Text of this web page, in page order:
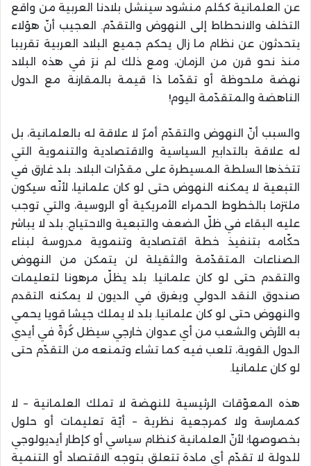
عن العلمانية كحُلم منشود سينشل بلادنا العربية من واقع
التخلف والانحطاط إلى النهوض والتقدّم. العجيب أنّ هؤلاء
يتحدثون عن نظام ما زال يحكم جميع البلاد العربية تقريبا
منذ نحو قرن من الزمان، ومع ذلك لم نرَ في هذه البلاد
نهضة ملحوظة أو تقدّما ذا قيمة بالمقارنة مع الدول
الناهضة والمتقدّمة اليوم!
والسبب أنّ النهوض والتقدّم أمرٌ لا علاقة له بالعلمانية، بل
له علاقة بالتدابير السياسية والاقتصادية والتنموية التي
تتخذها السلطة المسيطرة على مقدّرات البلاد. بلد غارق في
التبعية لا يمكنه النهوض حتى لو كان علمانيا، لأنّه سيكون
ملتزما بالخطوط الحمراء الأمريكية أو الروسية، والتي توجب
عليه البقاء في ظلّ الضعف والتبعية والاحتياج. بلد لا يباشر
حكّامه بتنفيذ خطة اقتصادية وتنموية مدروسة لبناء
الصناعات المتقدّمة والثقيلة لن يتمكن من النهوض
والتقدم حتى لو كان علمانيا. بلد يظلّ مرهونا لتعليمات
صندوق النقد الدولي ويغرق في الديون لا يمكنه التقدم
والنهوض حتى لو كان علمانيا. بلد لا يملك جيشا قويا يحمي
به الأرض والشعب من أي عدوان خارجي سيظل كُرةً في أيدي
الدول القوية، تلعب فيه كما تشاء وتمنعه من التقدّم حتى
لو كان علمانيا.
هذه المعوّقات الرئيسية للنهضة لا تملك العلمانية – لا
كممارسة ولا كمرجعية نظرية – أيّة تعليمات أو حلول
بخصوصها؛ لأنّ العلمانية كنظام سياسي أو كإطار أيديولوجي
للدولة لا تقدّم أي مادة تتعلق بتوجه الاقتصاد أو التنمية